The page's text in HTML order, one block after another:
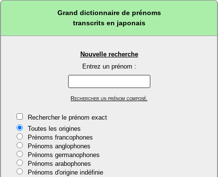
Grand dictionnaire de prénoms
transcrits en japonais
Nouvelle recherche
Entrez un prénom :
Rechercher un prénom composé.
Rechercher le prénom exact
Toutes les origines
Prénoms francophones
Prénoms anglophones
Prénoms germanophones
Prénoms arabophones
Prénoms d'origine indéfinie